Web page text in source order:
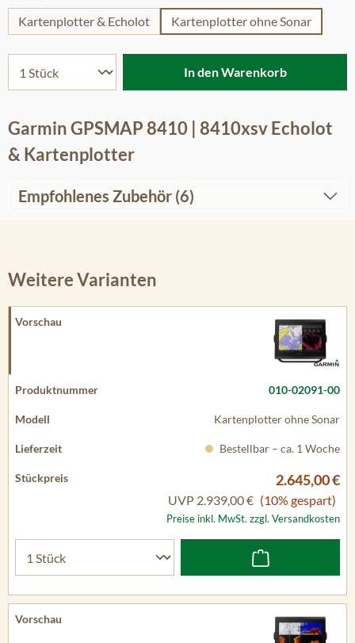
Kartenplotter & Echolot
Kartenplotter ohne Sonar
In den Warenkorb
Garmin GPSMAP 8410 | 8410xsv Echolot
& Kartenplotter
Empfohlenes Zubehör (6)
Weitere Varianten
010-02091-00
Kartenplotter ohne Sonar
Bestellbar – ca. 1 Woche
2.645,00 €
UVP 2.939,00 € (10% gespart)
Preise inkl. MwSt. zzgl. Versandkosten